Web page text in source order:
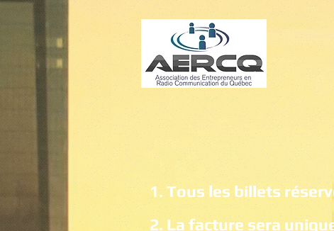
1. Tous les billets
2. La facture sera